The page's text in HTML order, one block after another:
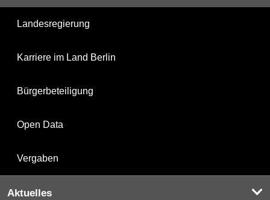
Landesregierung
Karriere im Land Berlin
Bürgerbeteiligung
Open Data
Vergaben
Aktuelles